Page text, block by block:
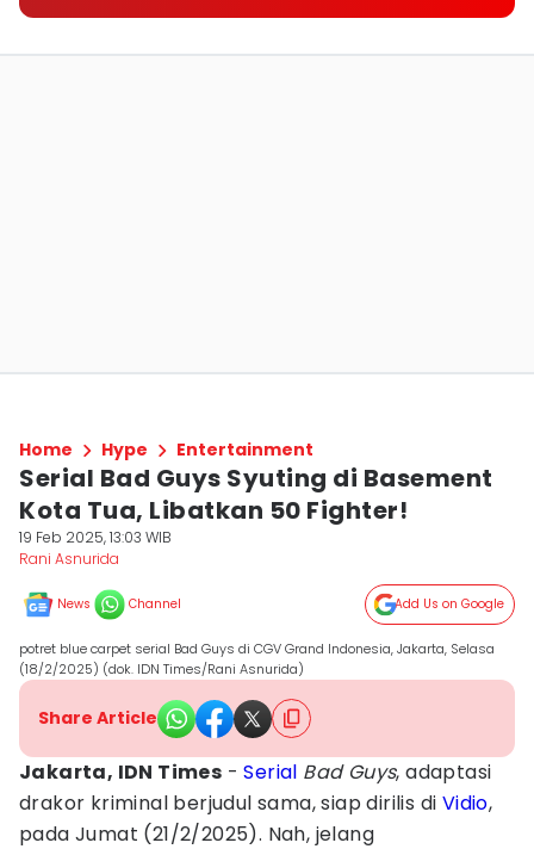
Home Hype Entertainment
Serial Bad Guys Syuting di Basement
Kota Tua, Libatkan 50 Fighter!
19 Feb 2025, 13:03 WIB
Rani Asnurida
News Channel Add Us on Google
potret blue carpet serial Bad Guys di CGV Grand Indonesia, Jakarta, Selasa
(18/2/2025) (dok. IDN Times/Rani Asnurida)
Share Article
Jakarta, IDN Times -Serial Bad Guys, adaptasi
drakor kriminal berjudul sama, siap dirilis di Vidio,
pada Jumat (21/2/2025). Nah, jelang